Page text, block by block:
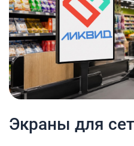
Экраны для